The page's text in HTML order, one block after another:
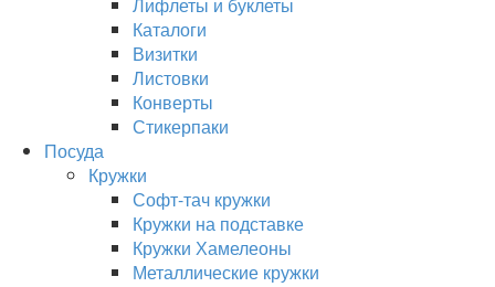
Каталоги
Визитки
Листовки
Конверты
Стикерпаки
Посуда
Кружки
Софт-тач кружки
Кружки на подставке
Кружки Хамелеоны
Металлические кружки